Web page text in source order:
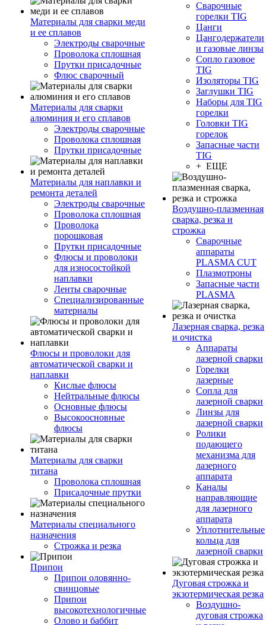
Материалы для сварки меди
и ее сплавов
Электроды сварочные
Проволока сплошная
Прутки присадочные
Флюс сварочный
Материалы для сварки
алюминия и его сплавов
Электроды сварочные
Проволока сплошная
Прутки присадочные
Материалы для наплавки и
ремонта деталей
Электроды сварочные
Проволока сплошная
Проволока
порошковая
Прутки присадочные
Флюсы и проволоки
для износостойкой
наплавки
Ленты сварочные
Специализированные
материалы
Флюсы и проволоки для
автоматической сварки и
наплавки
Кислые флюсы
Нейтральные флюсы
Основные флюсы
Высокоосновные
флюсы
Материалы для сварки
титана
Проволока сплошная
Присадочные прутки
Материалы специального
назначения
Строжка и резка
Припои
Припои оловянно-
свинцовые
Припои
высокотехнологичные
Олово и баббит
Сварочные
горелки TIG
Цанги
Цангодержатели
и газовые линзы
Сопло газовое
TIG
Изоляторы TIG
Заглушки TIG
Наборы для TIG
горелки
Головки TIG
горелок
Запасные части
TIG
+ ЕЩЕ
Воздушно-плазменная
сварка, резка и
строжка
Сварочные
аппараты
PLASMA CUT
Плазмотроны
Запасные части
PLASMA
Лазерная сварка, резка
и очистка
Аппараты
лазерной сварки
Горелки
лазерные
Сопла для
лазерной сварки
Линзы для
лазерной сварки
Ролики
подающего
механизма для
лазерного
аппарата
Каналы
направляющие
для лазерного
аппарата
Уплотнительные
кольца для
лазерной сварки
Дуговая строжка и
экзотермическая резка
Воздушно-
дуговая строжка